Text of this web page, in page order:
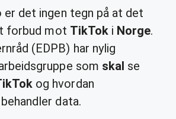
er det ingen tegn på at det
forbud mot TikToki Norge.
(EDPB) har nylig
som skal se
og hvordan
data.